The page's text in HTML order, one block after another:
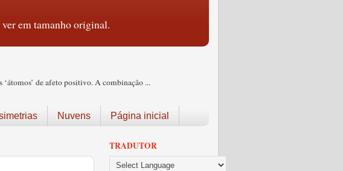
em tamanho original.
‘átomos’ de afeto positivo. A combinação ...
Nuvens Página inicial
TRADUTOR